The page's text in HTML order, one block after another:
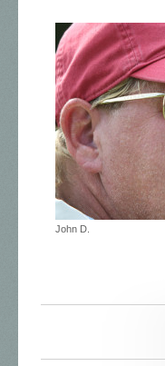
John D.